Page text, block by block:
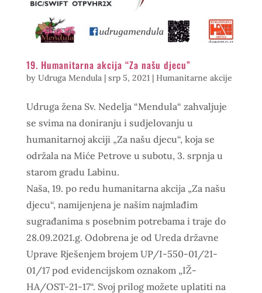
19. Humanitarna akcija “Za našu djecu”
by Udruga Mendula| srp 5, 2021| Humanitarne akcije
Udruga žena Sv. Nedelja “Mendula“ zahvaljuje
se svima na doniranju i sudjelovanju u
humanitarnoj akciji „Za našu djecu“, koja se
održala na Miće Petrove u subotu, 3. srpnja u
starom gradu Labinu.
Naša, 19. po redu humanitarna akcija „Za našu
djecu“, namijenjena je našim najmlađim
sugrađanima s posebnim potrebama i traje do
28.09.2021.g. Odobrena je od Ureda državne
Uprave Rješenjem brojem UP/I-550-01/21-
01/17 pod evidencijskom oznakom „IŽ-
HA/OST-21-17“. Svoj prilog možete uplatiti na